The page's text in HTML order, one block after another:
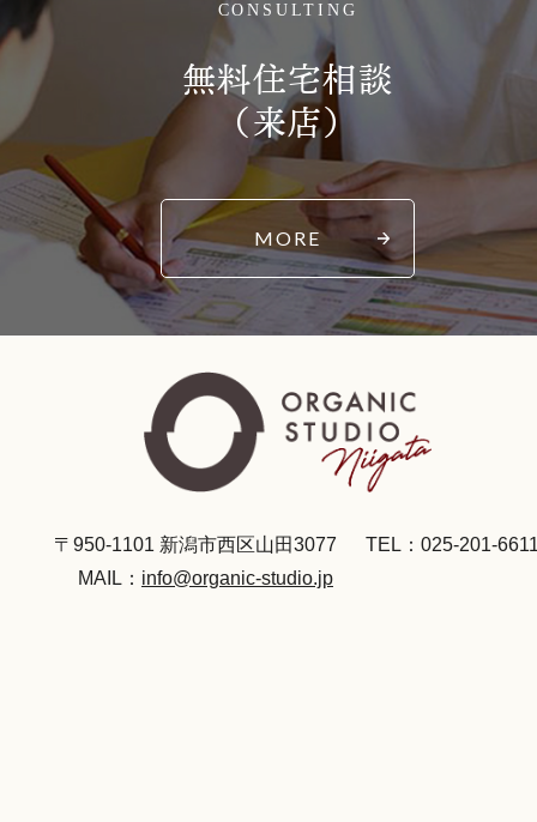
CONSULTING
無料住宅相談
（来店）
MORE
〒950-1101 新潟市西区山田3077
TEL：025-201-
MAIL： info@organic-studio.jp